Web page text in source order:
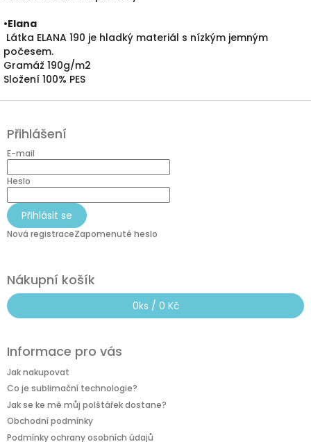
•Elana
Látka ELANA 190 je hladký materiál s nízkým jemným
počesem.
Gramáž 190g/m2
Složení 100% PES
Z
p
a
Přihlášení
E-mail
Heslo
Přihlásit se
Nová registraceZapomenuté heslo
Nákupní košík
0ks / 0 Kč
Informace pro vás
Jak nakupovat
Co je sublimační technologie?
Jak se ke mě můj polštářek dostane?
Obchodní podmínky
Podmínky ochrany osobních údajů